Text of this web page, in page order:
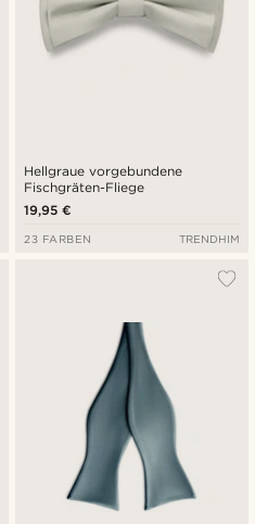
Hellgraue vorgebundene
Fischgräten-Fliege
19,95 €
23 FARBEN TRENDHIM